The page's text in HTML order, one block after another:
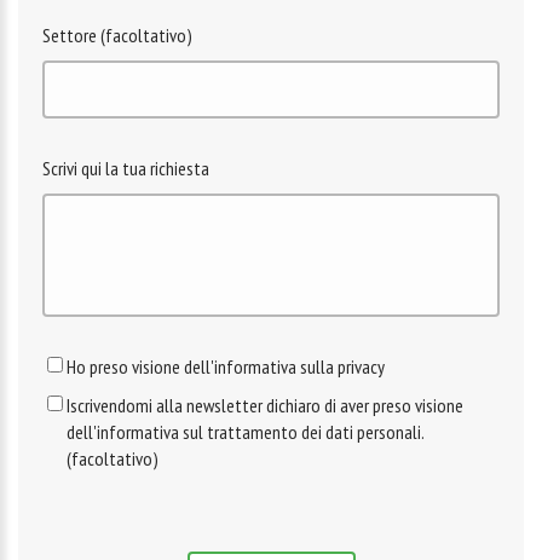
Settore (facoltativo)
Scrivi qui la tua richiesta
Ho preso visione dell'informativa sulla privacy
Iscrivendomi alla newsletter dichiaro di aver preso visione
dell'informativa sul trattamento dei dati personali.
(facoltativo)